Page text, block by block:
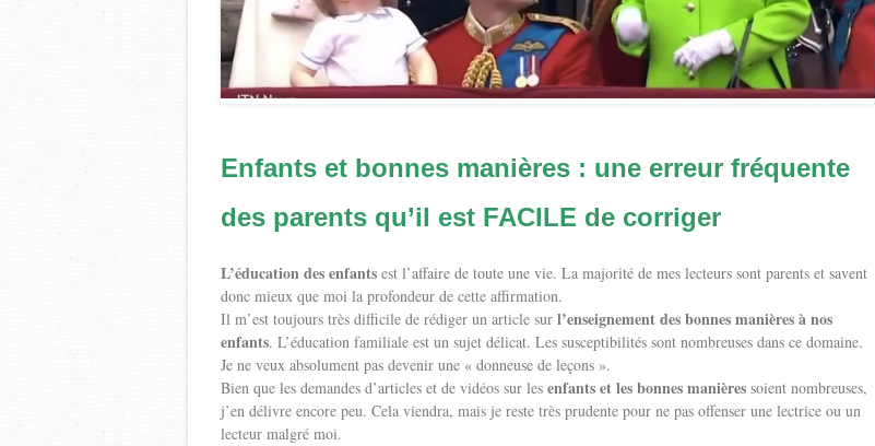
Enfants et bonnes manières : une erreur fréquente
des parents qu’il est FACILE de corriger
L’éducation des enfants est l’affaire de toute une vie. La majorité de mes lecteurs sont parents et savent
donc mieux que moi la profondeur de cette affirmation.
Il m’est toujours très difficile de rédiger un article sur l’enseignement des bonnes manières à nos
enfants. L’éducation familiale est un sujet délicat. Les susceptibilités sont nombreuses dans ce domaine.
Je ne veux absolument pas devenir une « donneuse de leçons ».
Bien que les demandes d’articles et de vidéos sur les enfants et les bonnes manières soient nombreuses,
j’en délivre encore peu. Cela viendra, mais je reste très prudente pour ne pas offenser une lectrice ou un
lecteur malgré moi.